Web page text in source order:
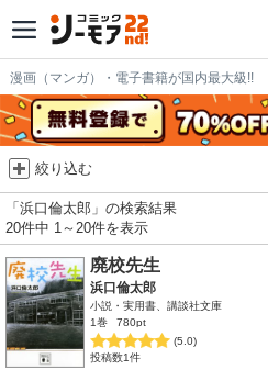
漫画（マンガ）・電子書籍が国内最大級!!
絞り込む
「浜口倫太郎」の検索結果
20件中 1～20件を表示
廃校先生
浜口倫太郎
小説・実用書、講談社文庫
1巻
780pt
(5.0)
投稿数1件